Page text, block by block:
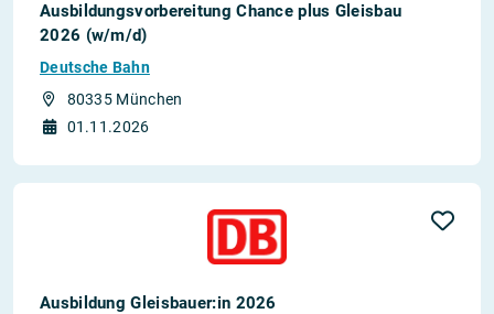
Ausbildungsvorbereitung Chance plus Gleisbau
2026 (w/m/d)
Deutsche Bahn
80335 München
01.11.2026
Ausbildung Gleisbauer:in 2026